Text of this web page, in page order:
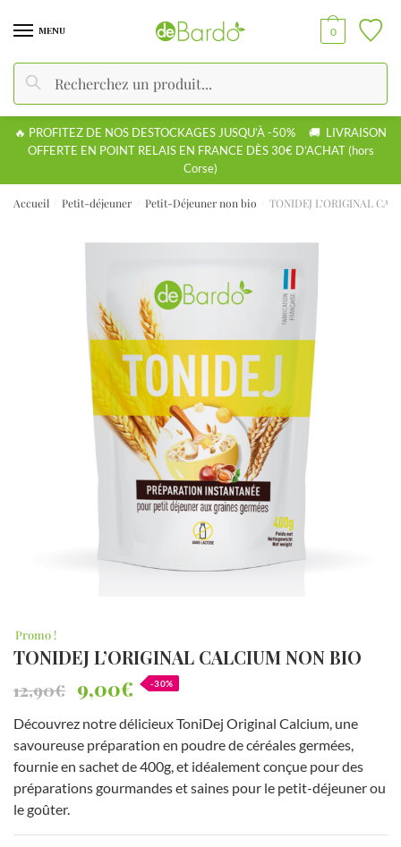
MENU
Recherche
0
🔥 PROFITEZ DE NOS DESTOCKAGES JUSQU’À -50% 🚚 LIVRAISON
OFFERTE EN POINT RELAIS EN FRANCE DÈS 30€ D’ACHAT (hors
Corse)
Accueil Petit-déjeuner Petit-Déjeuner non bio TONIDEJ L’ORIGINAL
Promo !
TONIDEJ L’ORIGINAL CALCIUM NON BIO
12,90€ 9,00€ -30%
Découvrez notre délicieux ToniDej Original Calcium, une
savoureuse préparation en poudre de céréales germées,
fournie en sachet de 400g, et idéalement conçue pour des
préparations gourmandes et saines pour le petit-déjeuner ou
le goûter.
M
o
d
e
e
c
Appel E-mail